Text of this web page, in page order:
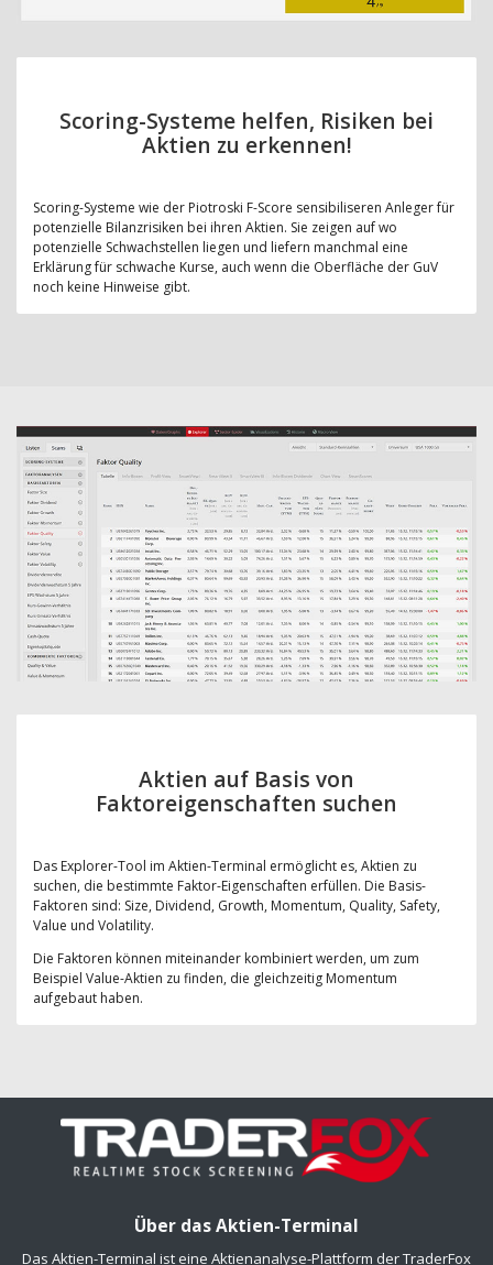
Scoring-Systeme helfen, Risiken bei
Aktien zu erkennen!
Scoring-Systeme wie der Piotroski F-Score sensibiliseren Anleger für
potenzielle Bilanzrisiken bei ihren Aktien. Sie zeigen auf wo
potenzielle Schwachstellen liegen und liefern manchmal eine
Erklärung für schwache Kurse, auch wenn die Oberfläche der GuV
noch keine Hinweise gibt.
Aktien auf Basis von
Faktoreigenschaften suchen
Das Explorer-Tool im Aktien-Terminal ermöglicht es, Aktien zu
suchen, die bestimmte Faktor-Eigenschaften erfüllen. Die Basis-
Faktoren sind: Size, Dividend, Growth, Momentum, Quality, Safety,
Value und Volatility.
Die Faktoren können miteinander kombiniert werden, um zum
Beispiel Value-Aktien zu finden, die gleichzeitig Momentum
aufgebaut haben.
Über das Aktien-Terminal
Das Aktien-Terminal ist eine Aktienanalyse-Plattform der TraderFox